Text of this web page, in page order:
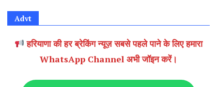
Advt
हरियाणा की हर ब्रेकिंग न्यूज़ सबसे पहले पाने के लिए हमारा
WhatsApp Channel अभी जॉइन करें।